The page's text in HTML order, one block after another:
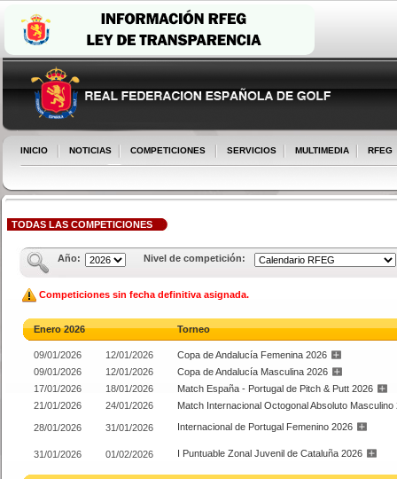
INICIO NOTICIAS COMPETICIONES SERVICIOS MULTIMEDIA RFEG
TODAS LAS COMPETICIONES
Año: Nivel de competición:
Competiciones sin fecha definitiva asignada.
Enero 2026 Torneo
09/01/2026 12/01/2026
Copa de Andalucía Femenina 2026
09/01/2026
12/01/2026
Copa de Andalucía Masculina 2026
17/01/2026
18/01/2026
Match España - Portugal de Pitch & Putt 2026
21/01/2026
24/01/2026 Match Internacional Octogonal Absoluto Masculino
28/01/2026 31/01/2026 Internacional de Portugal Femenino 2026
31/01/2026 01/02/2026 I Puntuable Zonal Juvenil de Cataluña 2026